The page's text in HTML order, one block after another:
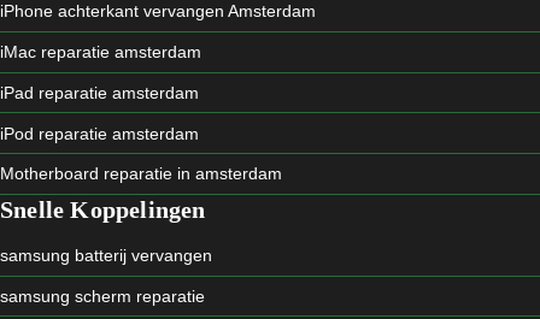
iPhone achterkant vervangen Amsterdam
iMac reparatie amsterdam
iPad reparatie amsterdam
iPod reparatie amsterdam
Motherboard reparatie in amsterdam
Snelle Koppelingen
samsung batterij vervangen
samsung scherm reparatie